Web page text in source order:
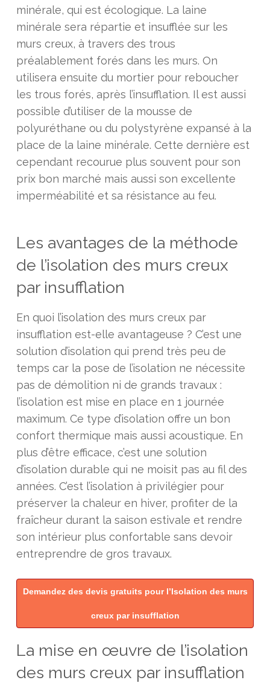
minérale, qui est écologique. La laine
minérale sera répartie et insufflée sur les
murs creux, à travers des trous
préalablement forés dans les murs. On
utilisera ensuite du mortier pour reboucher
les trous forés, après l’insufflation. Il est aussi
possible d’utiliser de la mousse de
polyuréthane ou du polystyrène expansé à la
place de la laine minérale. Cette dernière est
cependant recourue plus souvent pour son
prix bon marché mais aussi son excellente
imperméabilité et sa résistance au feu.
Les avantages de la méthode
de l’isolation des murs creux
par insufflation
En quoi l’isolation des murs creux par
insufflation est-elle avantageuse ? C’est une
solution d’isolation qui prend très peu de
temps car la pose de l’isolation ne nécessite
pas de démolition ni de grands travaux :
l’isolation est mise en place en 1 journée
maximum. Ce type d’isolation offre un bon
confort thermique mais aussi acoustique. En
plus d’être efficace, c’est une solution
d’isolation durable qui ne moisit pas au fil des
années. C’est l’isolation à privilégier pour
préserver la chaleur en hiver, profiter de la
fraîcheur durant la saison estivale et rendre
son intérieur plus confortable sans devoir
entreprendre de gros travaux.
Demandez des devis gratuits pour l’Isolation des murs
creux par insufflation
La mise en œuvre de l’isolation
des murs creux par insufflation